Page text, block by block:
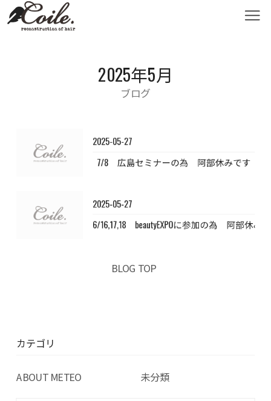
2025年5月
ブログ
2025-05-27
7/8 広島セミナーの為 阿部休みです
2025-05-27
6/16,17,18 beautyEXPOに参加の為 阿部休み
BLOG TOP
カテゴリ
ABOUT METEO 未分類